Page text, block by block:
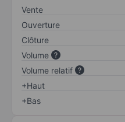
Vente
Ouverture
Clôture
Volume
Volume relatif
+Haut
+Bas